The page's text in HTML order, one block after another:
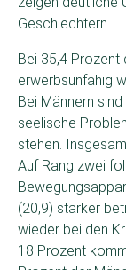
Geschlechtern.
Bei 35,4 Prozent
erwerbsunfähig
Bei Männern
seelische
stehen.
Auf Rang zwei
(20,9) stärker
wieder bei den
18 Prozent